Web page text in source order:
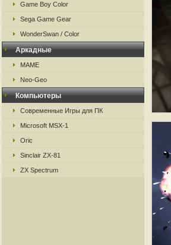
Game Boy Color
Sega Game Gear
WonderSwan / Color
Аркадные
MAME
Neo-Geo
Компьютеры
Современные Игры для ПК
Microsoft MSX-1
Oric
Sinclair ZX-81
ZX Spectrum